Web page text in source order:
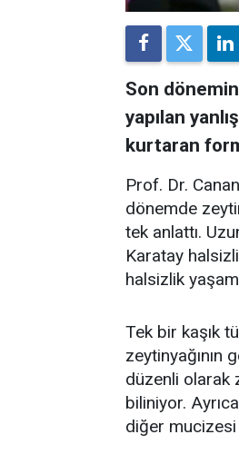
Son
yapılan
kurtaran
Prof. Dr.
dönemde
tek anlattı.
Karatay
halsizlik
Tek bir kaşık
zeytinyağının
düzenli olarak
biliniyor.
diğer